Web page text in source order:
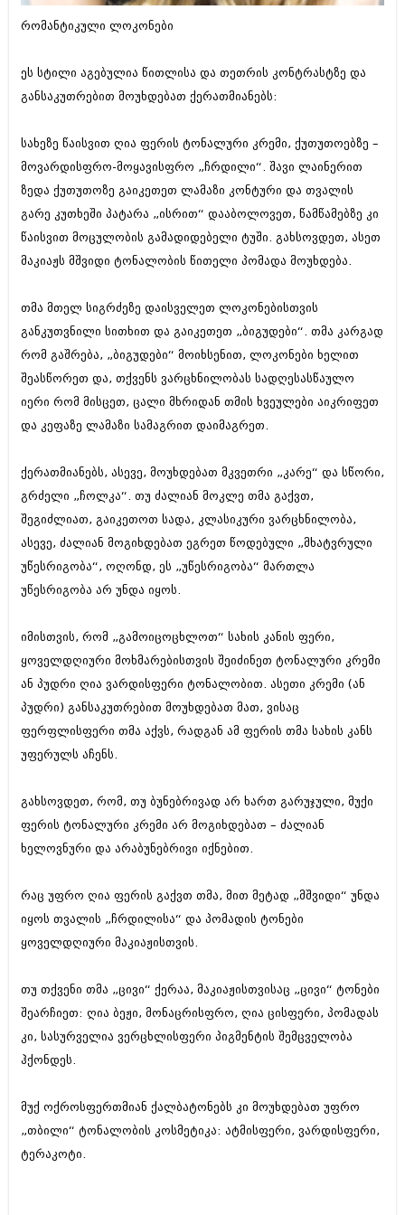
ბელადები
გვარები
თემიდას სასწორი
იუმორი
კრიმინალი
რომანი და დეტექტივი
სახალისო ამბები
შოუბიზნესი
ქალი და მამაკაცი
ისტორია
სხვადასხვა
ანონსი
აგვისტო 2018 (162)
ივლისი 2018 (223)
ივნისი 2018 (244)
აპრილი 2018 (194)
მარტი 2018 (256)
დეკემბერი 2017 (243)
ნოემბერი 2017 (212)
ოქტომბერი 2017 (231)
ივლისი 2017 (233)
ივნისი 2017 (265)
მაისი 2017 (216)
თებერვალი 2017 (205)
იანვარი 2017 (246)
ნოემბერი 2016 (207)
ოქტომბერი 2016 (257)
აგვისტო 2016 (258)
ივლისი 2016 (211)
ივნისი 2016 (221)
მაისი 2016 (261)
თემიდას სასწორი
კალეიდოსკოპი
ჰოროსკოპი და შეუცნობელი
კრიმინალი
რომანი და დეტექტივი
შოუბიზნესი
დაიჯესტი
ქალი და მამაკაცი
ისტორია
სხვადასხვა
ანონსი
არქივი
ნოემბერი 2020 (103)
აგვისტო 2020 (249)
ივლისი 2020 (204)
ივნისი 2020 (249)
არქივის ზომის ნახვა
რომანტიკული ლოკონები
ეს სტილი აგებულია წითლისა და თეთრის კონტრასტზე და
განსაკუთრებით მოუხდებათ ქერათმიანებს:
სახეზე წაისვით ღია ფერის ტონალური კრემი, ქუთუთოებზე –
მოვარდისფრო-მოყავისფრო „ჩრდილი“. შავი ლაინერით
ზედა ქუთუთოზე გაიკეთეთ ლამაზი კონტური და თვალის
გარე კუთხეში პატარა „ისრით“ დააბოლოვეთ, წამწამებზე კი
წაისვით მოცულობის გამადიდებელი ტუში. გახსოვდეთ, ასეთ
მაკიაჟს მშვიდი ტონალობის წითელი პომადა მოუხდება.
თმა მთელ სიგრძეზე დაისველეთ ლოკონებისთვის
განკუთვნილი სითხით და გაიკეთეთ „ბიგუდები“. თმა კარგად
რომ გაშრება, „ბიგუდები“ მოიხსენით, ლოკონები ხელით
შეასწორეთ და, თქვენს ვარცხნილობას სადღესასწაულო
იერი რომ მისცეთ, ცალი მხრიდან თმის ხვეულები აიკრიფეთ
და კეფაზე ლამაზი სამაგრით დაიმაგრეთ.
ქერათმიანებს, ასევე, მოუხდებათ მკვეთრი „კარე“ და სწორი,
გრძელი „ჩოლკა“. თუ ძალიან მოკლე თმა გაქვთ,
შეგიძლიათ, გაიკეთოთ სადა, კლასიკური ვარცხნილობა,
ასევე, ძალიან მოგიხდებათ ეგრეთ წოდებული „მხატვრული
უწესრიგობა“, ოღონდ, ეს „უწესრიგობა“ მართლა
უწესრიგობა არ უნდა იყოს.
იმისთვის, რომ „გამოიცოცხლოთ“ სახის კანის ფერი,
ყოველდღიური მოხმარებისთვის შეიძინეთ ტონალური კრემი
ან პუდრი ღია ვარდისფერი ტონალობით. ასეთი კრემი (ან
პუდრი) განსაკუთრებით მოუხდებათ მათ, ვისაც
ფერფლისფერი თმა აქვს, რადგან ამ ფერის თმა სახის კანს
უფერულს აჩენს.
გახსოვდეთ, რომ, თუ ბუნებრივად არ ხართ გარუჯული, მუქი
ფერის ტონალური კრემი არ მოგიხდებათ – ძალიან
ხელოვნური და არაბუნებრივი იქნებით.
რაც უფრო ღია ფერის გაქვთ თმა, მით მეტად „მშვიდი“ უნდა
იყოს თვალის „ჩრდილისა“ და პომადის ტონები
ყოველდღიური მაკიაჟისთვის.
თუ თქვენი თმა „ცივი“ ქერაა, მაკიაჟისთვისაც „ცივი“ ტონები
შეარჩიეთ: ღია ბეჟი, მონაცრისფრო, ღია ცისფერი, პომადას
კი, სასურველია ვერცხლისფერი პიგმენტის შემცველობა
ჰქონდეს.
მუქ ოქროსფერთმიან ქალბატონებს კი მოუხდებათ უფრო
„თბილი“ ტონალობის კოსმეტიკა: ატმისფერი, ვარდისფერი,
ტერაკოტი.